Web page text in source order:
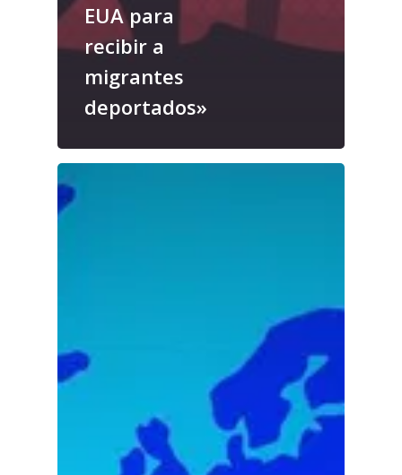
EUA para
recibir a
migrantes
deportados»